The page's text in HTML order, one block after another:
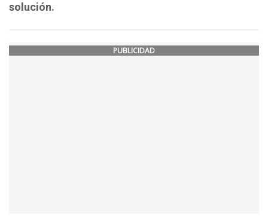
solución.
PUBLICIDAD